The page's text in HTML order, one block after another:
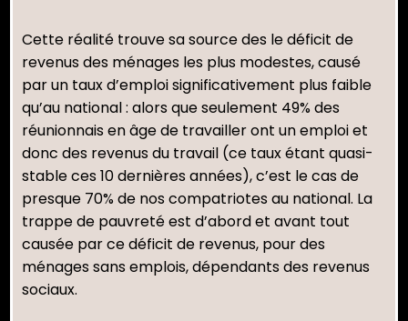
Cette réalité trouve sa source des le déficit de
revenus des ménages les plus modestes, causé
par un taux d’emploi significativement plus faible
qu’au national : alors que seulement 49% des
réunionnais en âge de travailler ont un emploi et
donc des revenus du travail (ce taux étant quasi-
stable ces 10 dernières années), c’est le cas de
presque 70% de nos compatriotes au national. La
trappe de pauvreté est d’abord et avant tout
causée par ce déficit de revenus, pour des
ménages sans emplois, dépendants des revenus
sociaux.